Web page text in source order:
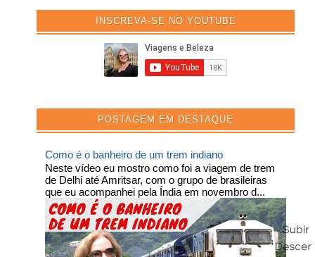
INSCREVA-SE NO YOUTUBE
POSTAGEM EM DESTAQUE
Como é o banheiro de um trem indiano
Neste vídeo eu mostro como foi a viagem de trem
de Delhi até Amritsar, com o grupo de brasileiras
que eu acompanhei pela Índia em novembro d...